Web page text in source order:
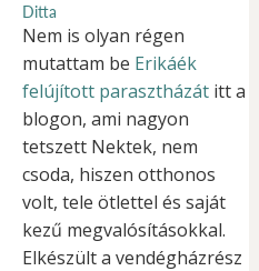
Ditta
Nem is olyan régen
mutattam be Erikáék
felújított parasztházát itt a
blogon, ami nagyon
tetszett Nektek, nem
csoda, hiszen otthonos
volt, tele ötlettel és saját
kezű megvalósításokkal.
Elkészült a vendégházrész